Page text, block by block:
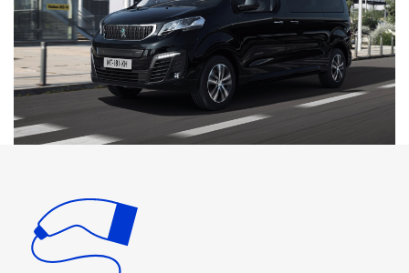
ob Sie einphasig oder dreiphasig laden. Bitte beachten Sie,
dass Ihr Elektrofahrzeug niemals schneller als diese
Ladeleistung laden kann. Wenn Sie ein Produkt kaufen, das
schneller lädt als Ihr Fahrzeug, wird Ihr Fahrzeug nicht
schneller laden können als die maximale Ladeleistung. Wir
empfehlen Ihnen, ein Ladegerät zu wählen, das mit der
maximalen Ladeleistung Ihres Fahrzeugs übereinstimmt.
Ladegerät mit höherer Ladeleistung wählen, um das
Laden zu beschleunigen. Unsere Kabel und Adapter sind
von höchster Qualität und sorgen für eine sichere und